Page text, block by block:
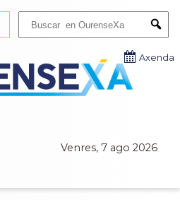
Venres, 7 ago 2026
Axenda